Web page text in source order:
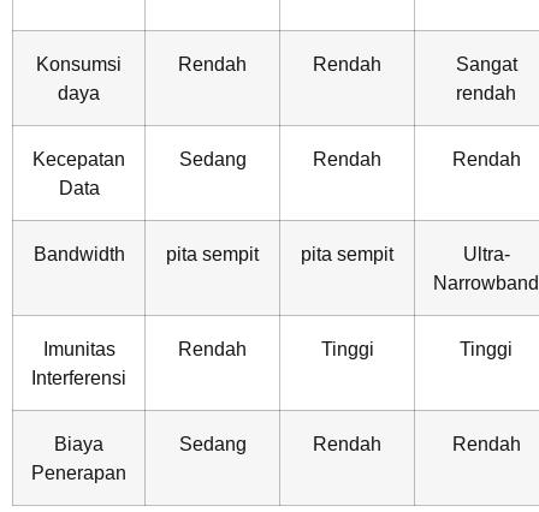
Konsumsi
daya
Rendah Rendah
Sangat
rendah
Kecepatan
Data
Sedang Rendah Rendah
Bandwidth pita sempit pita sempit
Ultra-
Narrowband
Imunitas
Interferensi
Rendah Tinggi Tinggi
Biaya
Penerapan
Sedang Rendah Rendah